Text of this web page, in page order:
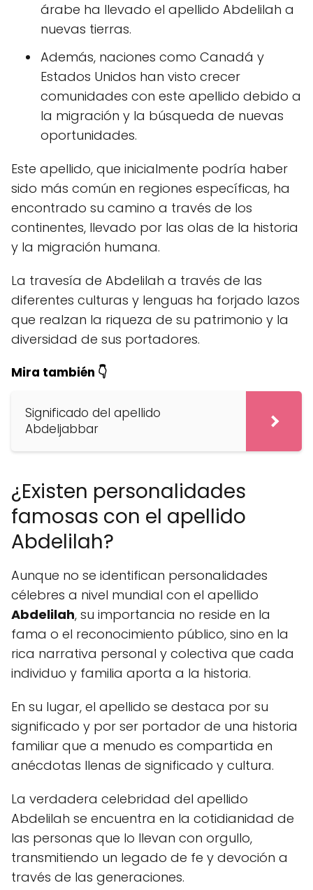
árabe ha llevado el apellido Abdelilah a
nuevas tierras.
Además, naciones como Canadá y
Estados Unidos han visto crecer
comunidades con este apellido debido a
la migración y la búsqueda de nuevas
oportunidades.
Este apellido, que inicialmente podría haber
sido más común en regiones específicas, ha
encontrado su camino a través de los
continentes, llevado por las olas de la historia
y la migración humana.
La travesía de Abdelilah a través de las
diferentes culturas y lenguas ha forjado lazos
que realzan la riqueza de su patrimonio y la
diversidad de sus portadores.
Mira también 👇
Significado del apellido
Abdeljabbar
¿Existen personalidades
famosas con el apellido
Abdelilah?
Aunque no se identifican personalidades
célebres a nivel mundial con el apellido
Abdelilah, su importancia no reside en la
fama o el reconocimiento público, sino en la
rica narrativa personal y colectiva que cada
individuo y familia aporta a la historia.
En su lugar, el apellido se destaca por su
significado y por ser portador de una historia
familiar que a menudo es compartida en
anécdotas llenas de significado y cultura.
La verdadera celebridad del apellido
Abdelilah se encuentra en la cotidianidad de
las personas que lo llevan con orgullo,
transmitiendo un legado de fe y devoción a
través de las generaciones.